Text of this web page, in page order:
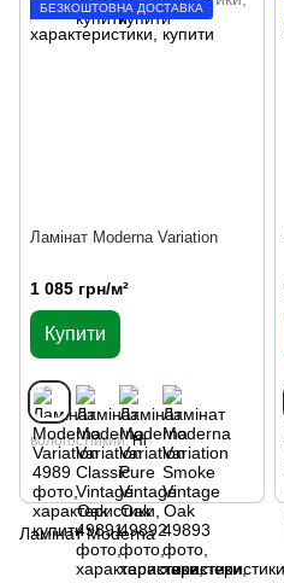
БЕЗКОШТОВНА ДОСТАВКА
Ламінат Moderna Variation
1 085 грн/м²
Купити
вологостійкий Ні
Ламінат Moderna